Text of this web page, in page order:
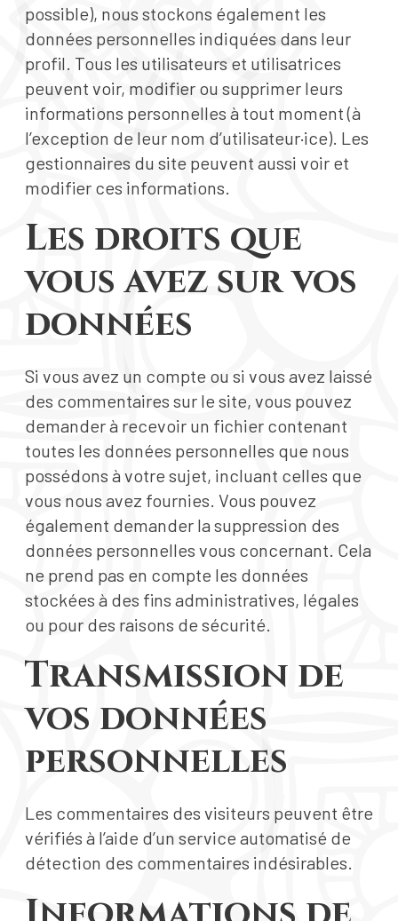
possible), nous stockons également les
données personnelles indiquées dans leur
profil. Tous les utilisateurs et utilisatrices
peuvent voir, modifier ou supprimer leurs
informations personnelles à tout moment (à
l’exception de leur nom d’utilisateur·ice). Les
gestionnaires du site peuvent aussi voir et
modifier ces informations.
Les droits que
vous avez sur vos
données
Si vous avez un compte ou si vous avez laissé
des commentaires sur le site, vous pouvez
demander à recevoir un fichier contenant
toutes les données personnelles que nous
possédons à votre sujet, incluant celles que
vous nous avez fournies. Vous pouvez
également demander la suppression des
données personnelles vous concernant. Cela
ne prend pas en compte les données
stockées à des fins administratives, légales
ou pour des raisons de sécurité.
Transmission de
vos données
personnelles
Les commentaires des visiteurs peuvent être
vérifiés à l’aide d’un service automatisé de
détection des commentaires indésirables.